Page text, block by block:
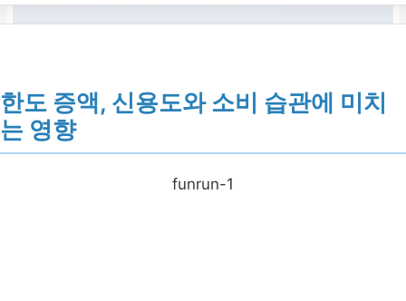
한도 증액, 신용도와 소비 습관에 미치
는 영향
funrun-1